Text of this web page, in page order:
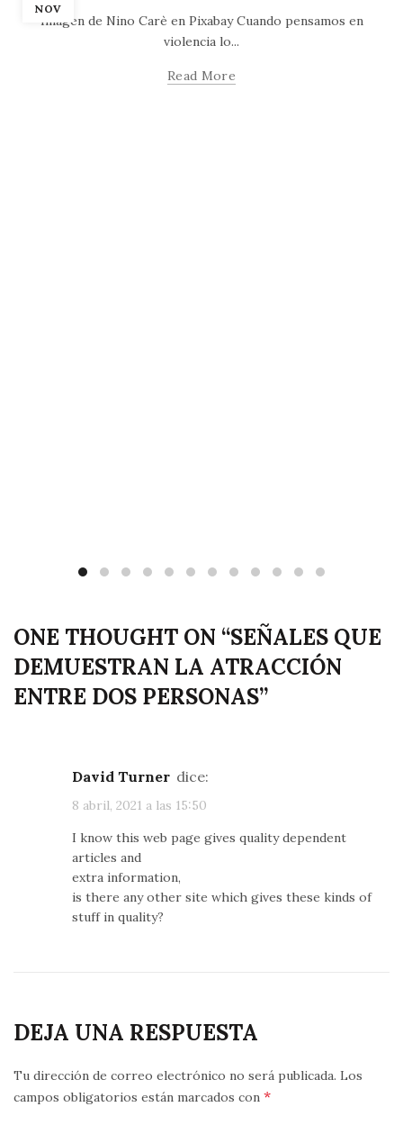
NOV
Imagen de Nino Carè en Pixabay Cuando pensamos en
violencia lo...
Read More
ONE THOUGHT ON “SEÑALES QUE
DEMUESTRAN LA ATRACCIÓN
ENTRE DOS PERSONAS”
David Turner dice:
8 abril, 2021 a las 15:50
I know this web page gives quality dependent
articles and
extra information,
is there any other site which gives these kinds of
stuff in quality?
DEJA UNA RESPUESTA
Tu dirección de correo electrónico no será publicada. Los
campos obligatorios están marcados con *